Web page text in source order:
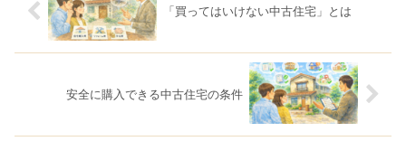
「買ってはいけない中古住宅」とは
安全に購入できる中古住宅の条件